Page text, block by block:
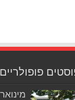
פופולריים